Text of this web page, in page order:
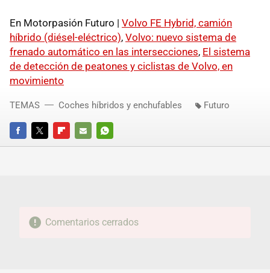
En Motorpasión Futuro | Volvo FE Hybrid, camión
híbrido (diésel-eléctrico), Volvo: nuevo sistema de
frenado automático en las intersecciones, El sistema
de detección de peatones y ciclistas de Volvo, en
movimiento
FACEBOOKTWITTERFLIPBOARD
E-
WHATSAPP
TEMAS Coches híbridos y enchufables Futuro
Comentarios cerrados